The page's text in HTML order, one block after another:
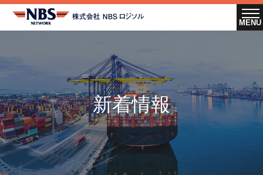
新着情報